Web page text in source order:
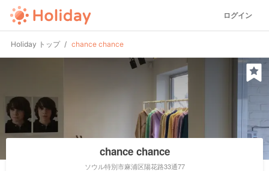
ログイン
Holiday トップ chance chance
chance chance
ソウル特別市麻浦区陽花路33通77